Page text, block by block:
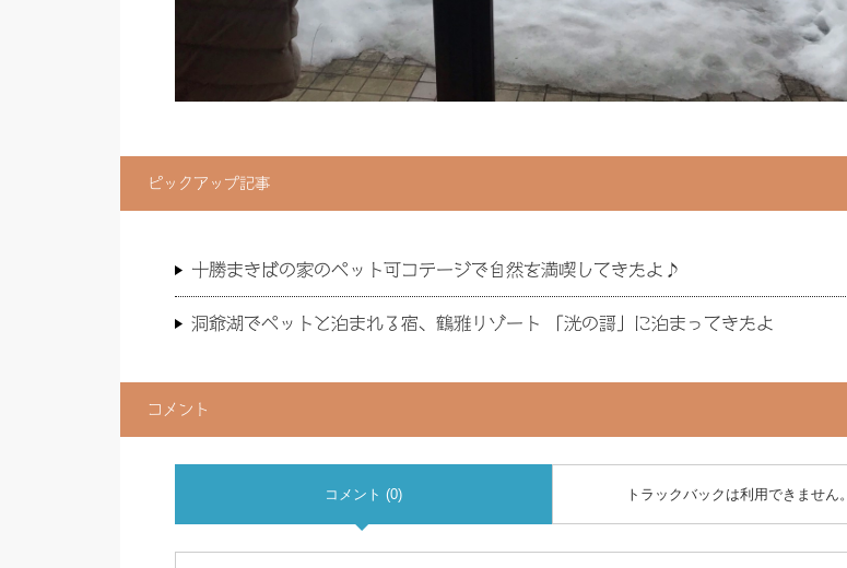
ピックアップ記事
十勝まきばの家のペット可コテージで自然を満喫してきたよ♪
洞爺湖でペットと泊まれる宿、鶴雅リゾート 「洸の謌」に泊まってきたよ
コメント
コメント (0) トラックバックは利用できません。